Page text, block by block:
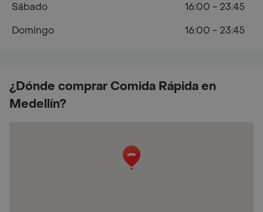
¿Dónde comprar Comida Rápida en
Medellín?
Sábado
16:00 - 23:45
Domingo
16:00 - 23:45